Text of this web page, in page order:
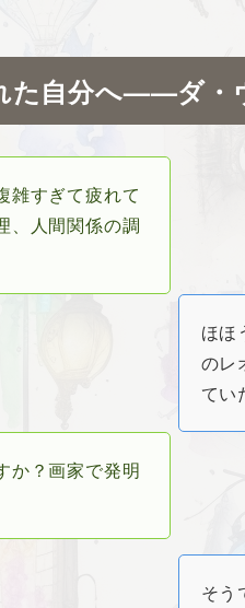
た自分へ——ダ・
雑すぎて疲れて
、人間関係の調
ほほ
のレ
てい
か？画家で発明
そう